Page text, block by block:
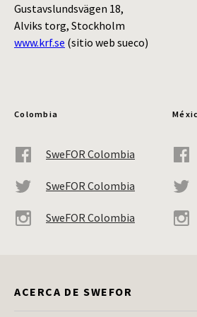
Gustavslundsvägen 18,
Alviks torg, Stockholm
www.krf.se (sitio web sueco)
Colombia
SweFOR Colombia
SweFOR Colombia
SweFOR Colombia
ACERCA DE SWEFOR